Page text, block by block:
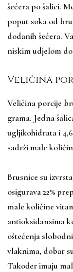
šećera po šalici.
poput soka od
dodanih šećera.
niskim udjelom
Veličina
Veličina porcije
grama. Jedna
ugljikohidrata i
sadrži male
Brusnice su
osigurava 22%
male količine
antioksidansima
oštećenja
vlaknima, dobar
Također imaju